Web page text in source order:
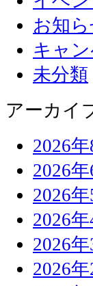
お知ら
キャ
未分類
アーカイ
2026年
2026年
2026年
2026年
2026年
2026年